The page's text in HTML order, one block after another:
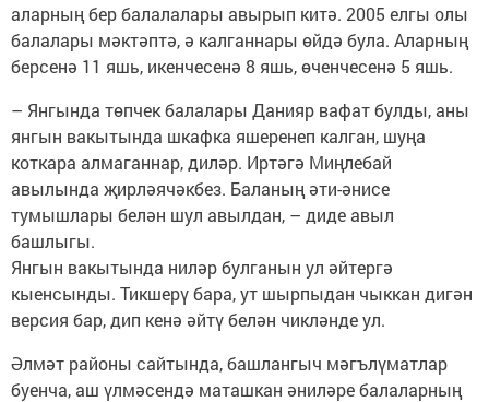
аларның бер балалалары авырып китә. 2005 елгы олы
балалары мәктәптә, ә калганнары өйдә була. Аларның
берсенә 11 яшь, икенчесенә 8 яшь, өченчесенә 5 яшь.
– Янгында төпчек балалары Данияр вафат булды, аны
янгын вакытында шкафка яшеренеп калган, шуңа
коткара алмаганнар, диләр. Иртәгә Миңлебай
авылында җирләячәкбез. Баланың әти-әнисе
тумышлары белән шул авылдан, – диде авыл
башлыгы.
Янгын вакытында ниләр булганын ул әйтергә
кыенсынды. Тикшерү бара, ут шырпыдан чыккан дигән
версия бар, дип кенә әйтү белән чикләнде ул.
Әлмәт районы сайтында, башлангыч мәгълүматлар
буенча, аш үлмәсендә маташкан әниләре балаларның